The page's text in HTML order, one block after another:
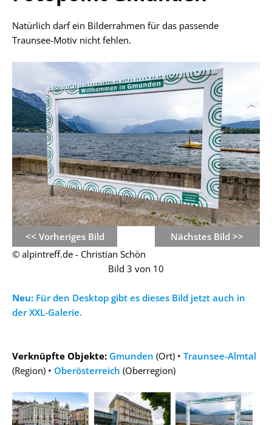
Natürlich darf ein Bilderrahmen für das passende
Traunsee-Motiv nicht fehlen.
<< Vorheriges Bild
Nächstes Bild >>
© alpintreff.de - Christian Schön
Bild 3 von 10
Neu: Für den Desktop gibt es dieses Bild jetzt auch in
der XXL-Galerie.
Verknüpfte Objekte: Gmunden (Ort) • Traunsee-Almtal
(Region) • Oberösterreich (Oberregion)